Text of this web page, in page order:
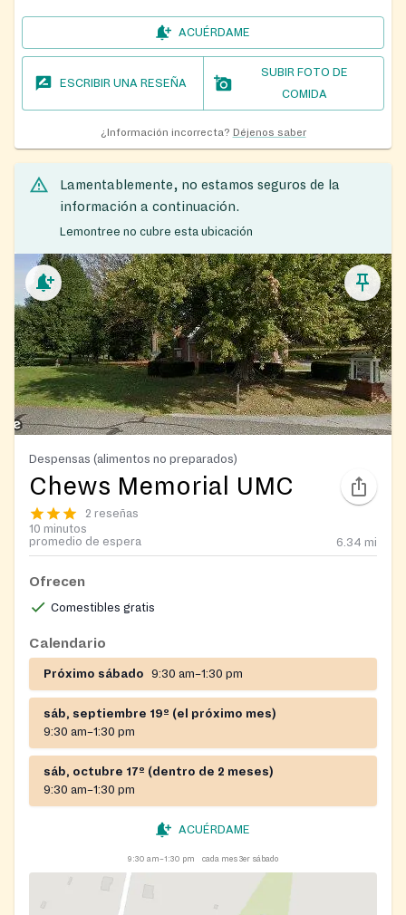
ACUÉRDAME
ESCRIBIR UNA RESEÑA
SUBIR FOTO DE
COMIDA
¿Información incorrecta? Déjenos saber
Lamentablemente, no estamos seguros de la
información a continuación.
Lemontree no cubre esta ubicación
Despensas (alimentos no preparados)
Chews Memorial UMC
2 reseñas
10 minutos
promedio de espera
6.34 mi
Ofrecen
Comestibles gratis
Calendario
Próximo sábado 9:30 am–1:30 pm
sáb, septiembre 19º (el próximo mes)
9:30 am–1:30 pm
sáb, octubre 17º (dentro de 2 meses)
9:30 am–1:30 pm
ACUÉRDAME
9:30 am–1:30 pm cada mes 3er sábado